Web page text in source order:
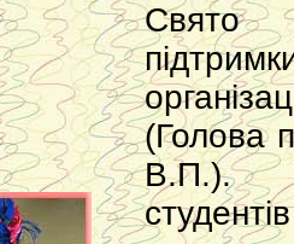
Свято
(Голова
В.П.).